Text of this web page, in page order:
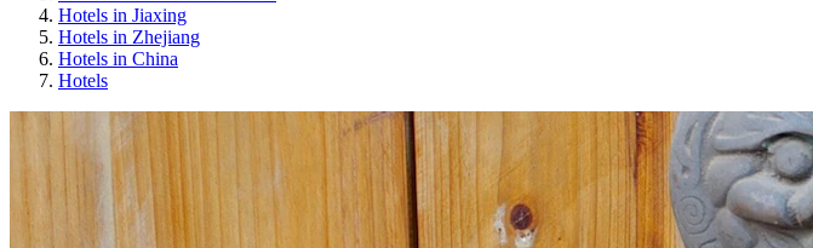
Hotels in Jiaxing
Hotels in Zhejiang
Hotels in China
Hotels